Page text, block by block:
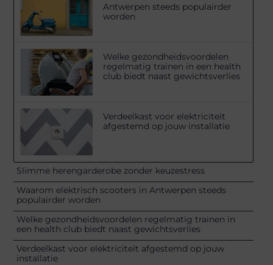
Antwerpen steeds populairder
worden
Welke gezondheidsvoordelen
regelmatig trainen in een health
club biedt naast gewichtsverlies
Verdeelkast voor elektriciteit
afgestemd op jouw installatie
Slimme herengarderobe zonder keuzestress
Waarom elektrisch scooters in Antwerpen steeds
populairder worden
Welke gezondheidsvoordelen regelmatig trainen in
een health club biedt naast gewichtsverlies
Verdeelkast voor elektriciteit afgestemd op jouw
installatie